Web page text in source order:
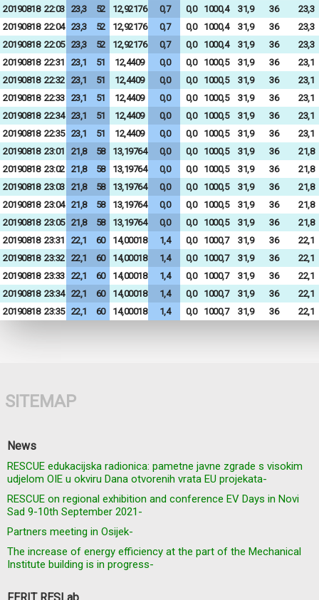
20190818 22:03 23,3 52 12,92176 0,7 0,0 1000,4 31,9 36
23,3
20190818 22:04 23,3 52 12,92176 0,7 0,0 1000,4 31,9 36
23,3
20190818 22:05 23,3 52 12,92176 0,7 0,0 1000,4 31,9 36
23,3
20190818 22:31 23,1 51 12,4409 0,0 0,0 1000,5 31,9 36
23,1
20190818 22:32 23,1 51 12,4409 0,0 0,0 1000,5 31,9 36
23,1
20190818 22:33 23,1 51 12,4409 0,0 0,0 1000,5 31,9 36
23,1
20190818 22:34 23,1 51 12,4409 0,0 0,0 1000,5 31,9 36
23,1
20190818 22:35 23,1 51 12,4409 0,0 0,0 1000,5 31,9 36
23,1
20190818 23:01 21,8 58 13,19764 0,0 0,0 1000,5 31,9 36
21,8
20190818 23:02 21,8 58 13,19764 0,0 0,0 1000,5 31,9 36
21,8
20190818 23:03 21,8 58 13,19764 0,0 0,0 1000,5 31,9 36
21,8
20190818 23:04 21,8 58 13,19764 0,0 0,0 1000,5 31,9 36
21,8
20190818 23:05 21,8 58 13,19764 0,0 0,0 1000,5 31,9 36
21,8
20190818 23:31 22,1 60 14,00018 1,4 0,0 1000,7 31,9 36
22,1
20190818 23:32 22,1 60 14,00018 1,4 0,0 1000,7 31,9 36
22,1
20190818 23:33 22,1 60 14,00018 1,4 0,0 1000,7 31,9 36
22,1
20190818 23:34 22,1 60 14,00018 1,4 0,0 1000,7 31,9 36
22,1
20190818 23:35 22,1 60 14,00018 1,4 0,0 1000,7 31,9 36 22,1
SITEMAP
News
RESCUE edukacijska radionica: pametne javne zgrade s visokim
udjelom OIE u okviru Dana otvorenih vrata EU projekata-
RESCUE on regional exhibition and conference EV Days in Novi
Sad 9-10th September 2021-
Partners meeting in Osijek-
The increase of energy efficiency at the part of the Mechanical
Institute building is in progress-